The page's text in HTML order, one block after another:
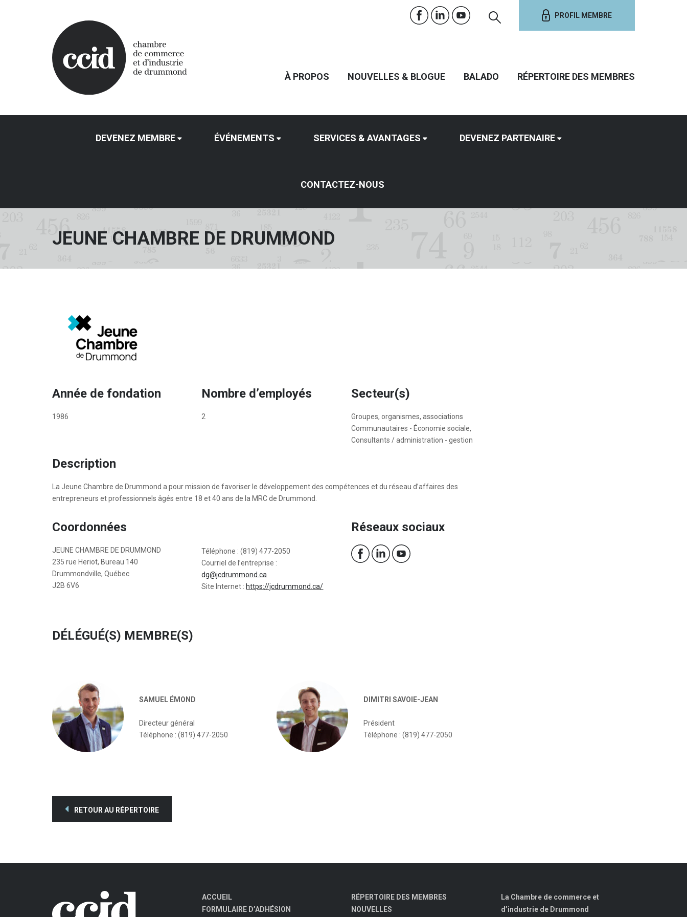
PROFIL MEMBRE
À PROPOS NOUVELLES & BLOGUE BALADO RÉPERTOIRE DES MEMBRES
DEVENEZ MEMBRE ÉVÉNEMENTS SERVICES & AVANTAGES DEVENEZ PARTENAIRE
CONTACTEZ-NOUS
JEUNE CHAMBRE DE DRUMMOND
Année de fondation
1986
Nombre d’employés
2
Secteur(s)
Groupes, organismes, associations
Communautaires - Économie sociale,
Consultants / administration - gestion
Description
La Jeune Chambre de Drummond a pour mission de favoriser le développement des compétences et du réseau d’affaires des
entrepreneurs et professionnels âgés entre 18 et 40 ans de la MRC de Drummond.
Coordonnées
JEUNE CHAMBRE DE DRUMMOND
235 rue Heriot, Bureau 140
Drummondville, Québec
J2B 6V6
Téléphone : (819) 477-2050
Courriel de l’entreprise :
dg@jcdrummond.ca
Site Internet : https://jcdrummond.ca/
Réseaux sociaux
DÉLÉGUÉ(S) MEMBRE(S)
SAMUEL ÉMOND
Directeur général
Téléphone : (819) 477-2050
DIMITRI SAVOIE-JEAN
Président
Téléphone : (819) 477-2050
RETOUR AU RÉPERTOIRE
ACCUEIL
FORMULAIRE D’ADHÉSION
RÉPERTOIRE DES MEMBRES
NOUVELLES
La Chambre de commerce et
d’industrie de Drummond